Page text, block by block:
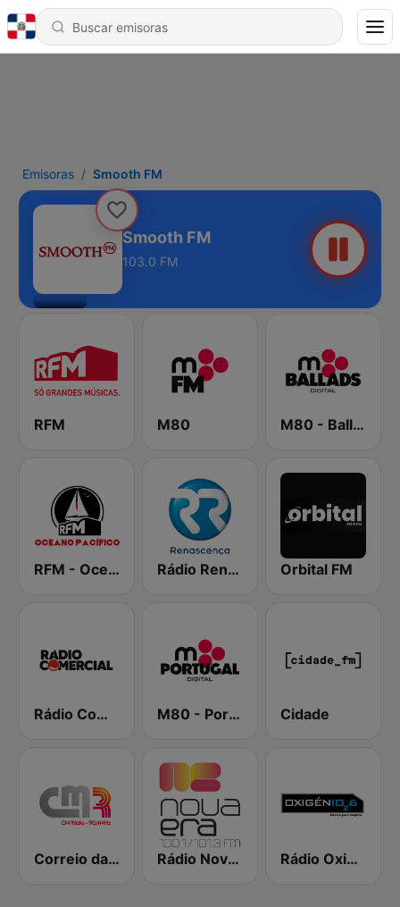
Emisoras Smooth FM
Smooth FM
103.0 FM
RFM M80 M80 - Ballads
RFM - Oceano Pacífico Online Rádio Renascença Orbital FM
Rádio Comercial M80 - Portugal Cidade
Correio da Manhã Rádio Rádio Nova Era Rádio Oxigénio